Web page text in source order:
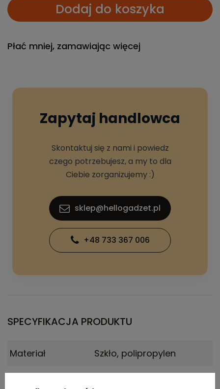
Dodaj do koszyka
Płać mniej, zamawiając więcej
Zapytaj handlowca
Skontaktuj się z nami i powiedz
czego potrzebujesz, a my to dla
Ciebie zorganizujemy :)
sklep@hellogadzet.pl
+48 733 367 006
SPECYFIKACJA PRODUKTU
Materiał Szkło, polipropylen